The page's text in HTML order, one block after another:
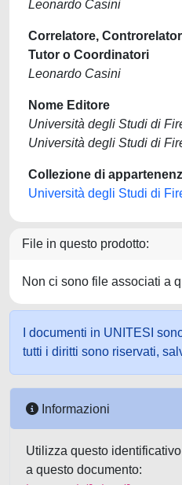
Leonardo Casini
Correlatore,
Tutor o Coordinatori
Leonardo Casini
Nome Editore
Università degli Studi di
Università degli Studi di
Collezione di
Università degli Studi di
File in questo prodotto:
Non ci sono file associati a
I documenti in UNITESI
tutti i diritti sono riservati,
Informazioni
Utilizza questo
a questo documento: